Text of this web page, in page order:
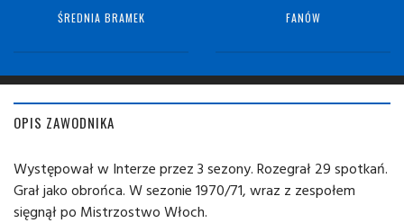
ŚREDNIA BRAMEK FANÓW
OPIS ZAWODNIKA
Występował w Interze przez 3 sezony. Rozegrał 29 spotkań.
Grał jako obrońca. W sezonie 1970/71, wraz z zespołem
sięgnął po Mistrzostwo Włoch.